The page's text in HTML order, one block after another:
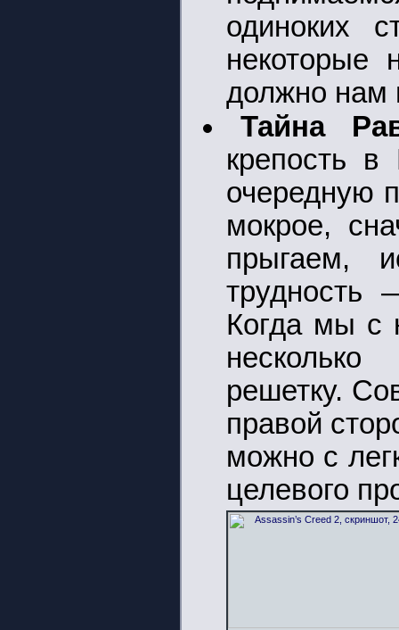
одиноких
некоторые
должно нам
Тайна
крепость
очередную
мокрое,
прыгаем,
трудность
Когда мы с
решетку.
правой
можно с
целевого